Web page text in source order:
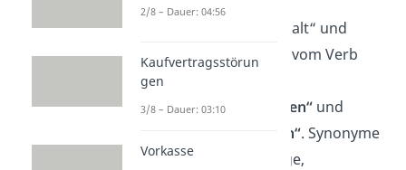
Übrigens:
„Unter Vorbehalt“ und
„vorbehaltlich“ kommen vom Verb
„vorbehalten“ und
bedeuten„zurückbehalten“ und
„nicht alles herausgeben“. Synonyme
für Vorbehalt sind Auflage,
2/8 – Dauer: 04:56
Kaufvertragsstörun
gen
3/8 – Dauer: 03:10
Vorkasse